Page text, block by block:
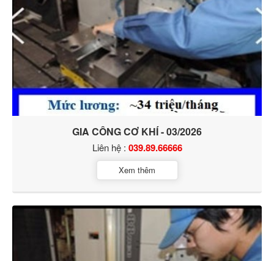
GIA CÔNG CƠ KHÍ - 03/2026
Liên hệ : 039.89.66666
Xem thêm